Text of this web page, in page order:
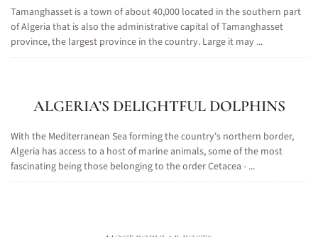
Tamanghasset is a town of about 40,000 located in the southern part
of Algeria that is also the administrative capital of Tamanghasset
province, the largest province in the country. Large it may ...
ALGERIA’S DELIGHTFUL DOLPHINS
With the Mediterranean Sea forming the country's northern border,
Algeria has access to a host of marine animals, some of the most
fascinating being those belonging to the order Cetacea - ...